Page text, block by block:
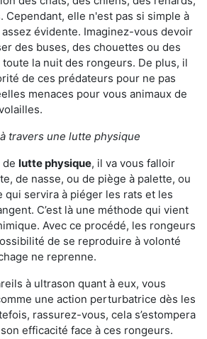
Cependant, elle n'est pas si simple à
évidente. Imaginez-vous devoir
des buses, des chouettes ou des
la nuit des rongeurs. De plus, il
de ces prédateurs pour ne pas
menaces pour vous animaux de
travers une lutte physique
de lutte physique, il va vous falloir
de nasse, ou de piège à palette, ou
qui servira à piéger les rats et les
C’est là une méthode qui vient
Avec ce procédé, les rongeurs
de se reproduire à volonté
ne reprenne.
à ultrason quant à eux, vous
une action perturbatrice dès les
rassurez-vous, cela s’estompera
efficacité face à ces rongeurs.